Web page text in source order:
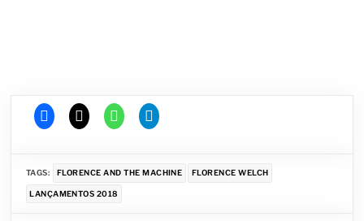
TAGS: FLORENCE AND THE MACHINE FLORENCE WELCH
LANÇAMENTOS 2018